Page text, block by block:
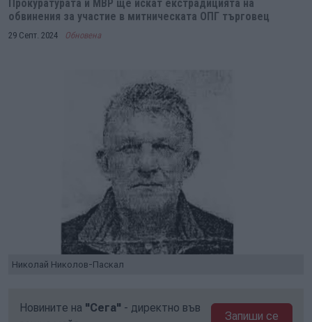
Прокуратурата и МВР ще искат екстрадицията на
обвинения за участие в митническата ОПГ търговец
29 Септ. 2024 Обновена
Николай Николов-Паскал
Новините на "Сега" - директно във
Запиши се